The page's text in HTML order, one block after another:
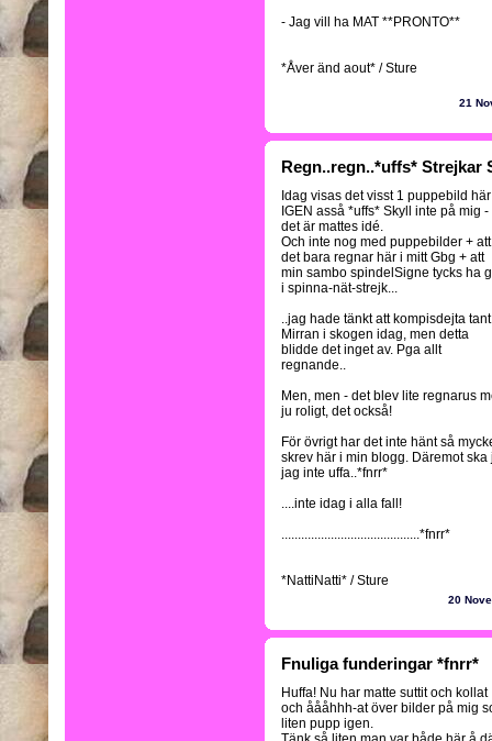
- Jag vill ha MAT **PRONTO**
*Åver änd aout* / Sture
21
Regn..regn..*uffs* Strejkar
Idag visas det visst 1 puppebild här
IGEN asså *uffs* Skyll inte på mig -
det är mattes idé.
Och inte nog med puppebilder + att
det bara regnar här i mitt Gbg + att
min sambo spindelSigne tycks ha
i spinna-nät-strejk...
..jag hade tänkt att kompisdejta tant
Mirran i skogen idag, men detta
blidde det inget av. Pga allt
regnande..
Men, men - det blev lite regnarus
ju roligt, det också!
För övrigt har det inte hänt så
skrev här i min blogg. Däremot
jag inte uffa..*fnrr*
....inte idag i alla fall!
..........................................*fnrr*
*NattiNatti* / Sture
20
Fnuliga funderingar *fnrr*
Huffa! Nu har matte suttit och kollat
och åååhhh-at över bilder på mig
liten pupp igen.